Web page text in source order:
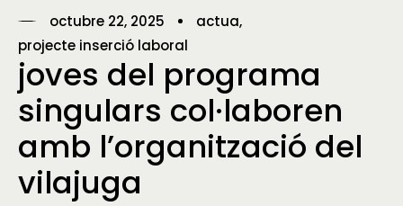
octubre 22, 2025
actua
projecte inserció laboral
joves del programa
singulars col·laboren
amb l’organització del
vilajuga